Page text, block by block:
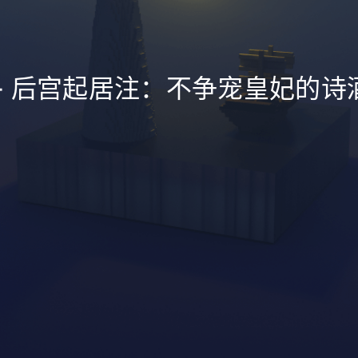
后宫起居注：不争宠皇妃的诗